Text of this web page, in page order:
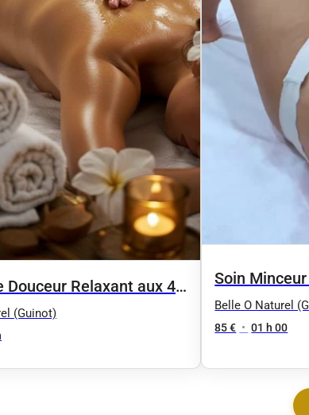
Douceur Relaxant aux 4
(Guinot)
Soin
60mn
Belle O Naturel
85 € • 01 h 00